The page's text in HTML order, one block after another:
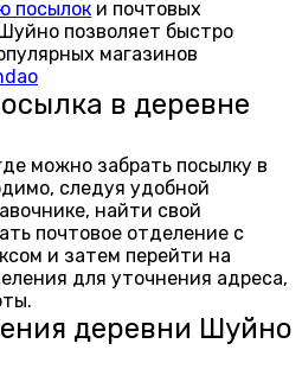
посылок и почтовых
позволяет быстро
магазинов
в деревне
можно забрать посылку в
следуя удобной
найти свой
почтовое отделение с
и затем перейти на
для уточнения адреса,
деревни Шуйно